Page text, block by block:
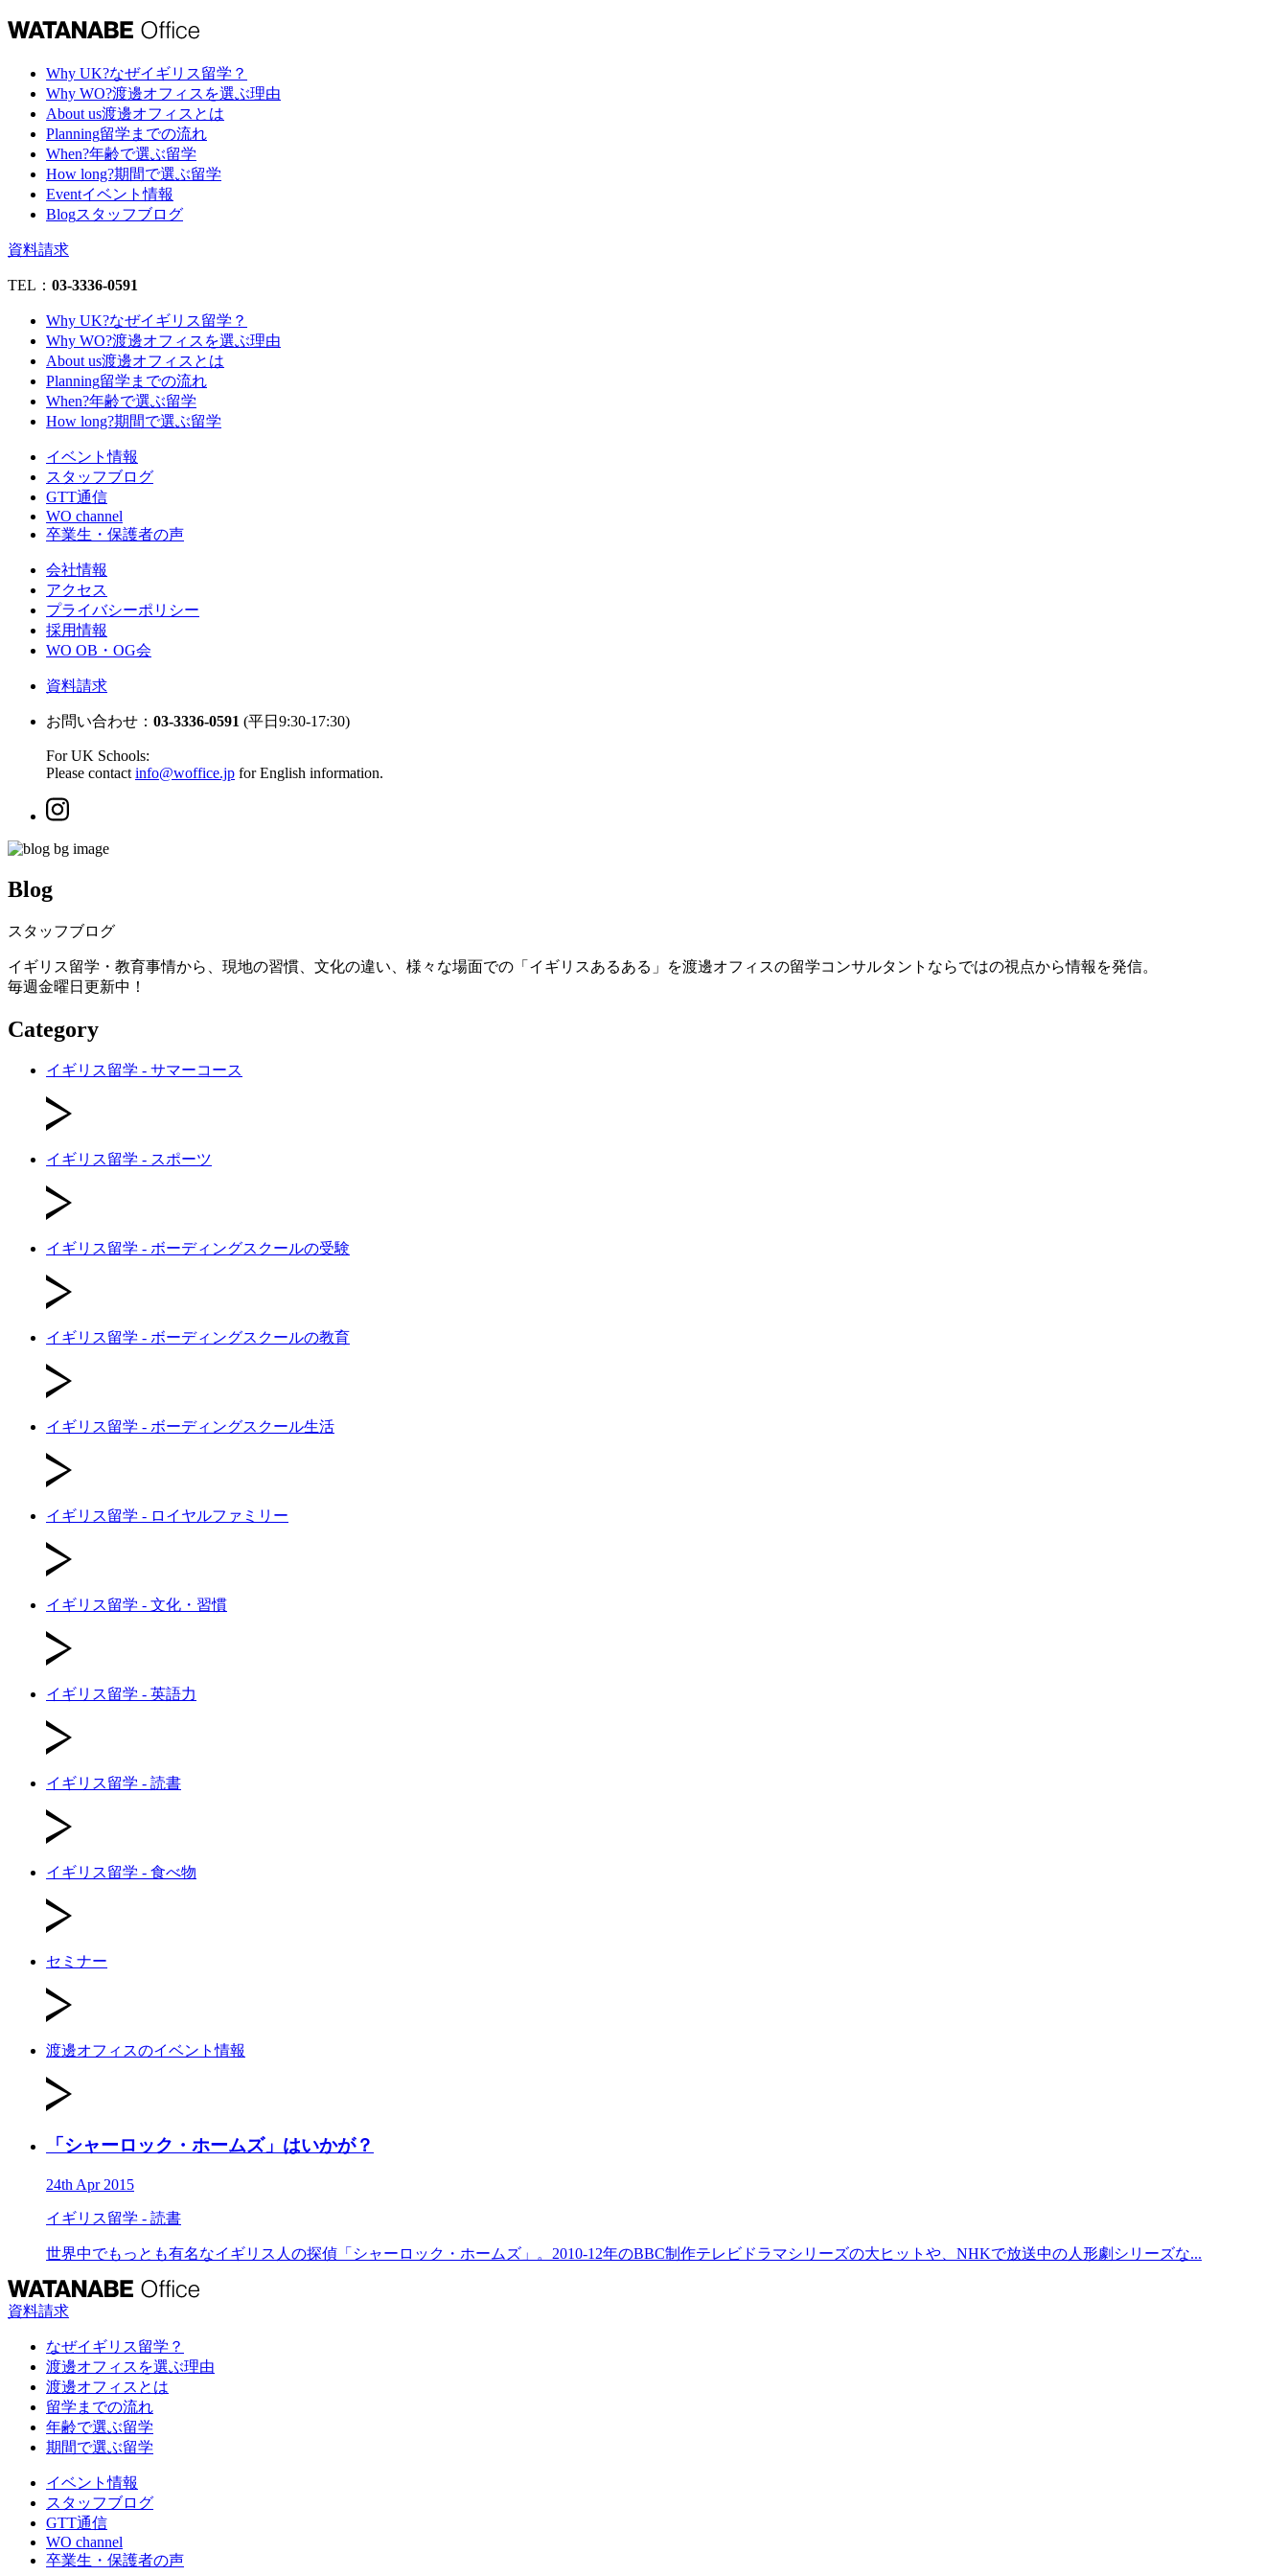
Why UK?なぜイギリス留学？
Why WO?渡邊オフィスを選ぶ理由
About us渡邊オフィスとは
Planning留学までの流れ
When?年齢で選ぶ留学
How long?期間で選ぶ留学
Eventイベント情報
Blogスタッフブログ
資料請求
TEL： 03-3336-0591
Why UK?なぜイギリス留学？
Why WO?渡邊オフィスを選ぶ理由
About us渡邊オフィスとは
Planning留学までの流れ
When?年齢で選ぶ留学
How long?期間で選ぶ留学
イベント情報
スタッフブログ
GTT通信
WO channel
卒業生・保護者の声
会社情報
アクセス
プライバシーポリシー
採用情報
WO OB・OG会
資料請求
お問い合わせ： 03-3336-0591 (平日9:30-17:30)
For UK Schools:
Please contact info@woffice.jp for English information.
Blog
スタッフブログ
イギリス留学・教育事情から、現地の習慣、文化の違い、様々な場面での「イギリスあるある」を渡邊オフィスの留学コンサルタントならではの視点から情報を発信。
毎週金曜日更新中！
Category
イギリス留学 - サマーコース
イギリス留学 - スポーツ
イギリス留学 - ボーディングスクールの受験
イギリス留学 - ボーディングスクールの教育
イギリス留学 - ボーディングスクール生活
イギリス留学 - ロイヤルファミリー
イギリス留学 - 文化・習慣
イギリス留学 - 英語力
イギリス留学 - 読書
イギリス留学 - 食べ物
セミナー
渡邊オフィスのイベント情報
「シャーロック・ホームズ」はいかが？
24th Apr 2015
イギリス留学 - 読書
世界中でもっとも有名なイギリス人の探偵「シャーロック・ホームズ」。2010-12年のBBC制作テレビドラマシリーズの大ヒットや、NHKで放送中の人形劇シリーズな...
資料請求
なぜイギリス留学？
渡邊オフィスを選ぶ理由
渡邊オフィスとは
留学までの流れ
年齢で選ぶ留学
期間で選ぶ留学
イベント情報
スタッフブログ
GTT通信
WO channel
卒業生・保護者の声